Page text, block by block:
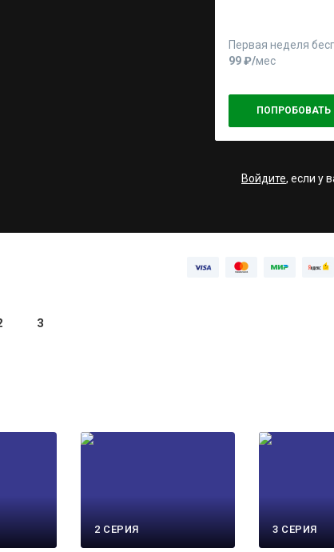
Первая неделя
99 ₽⁠/⁠мес
ПОПРОБОВАТЬ
Войдите, если у
3
2 СЕРИЯ 3 СЕРИЯ